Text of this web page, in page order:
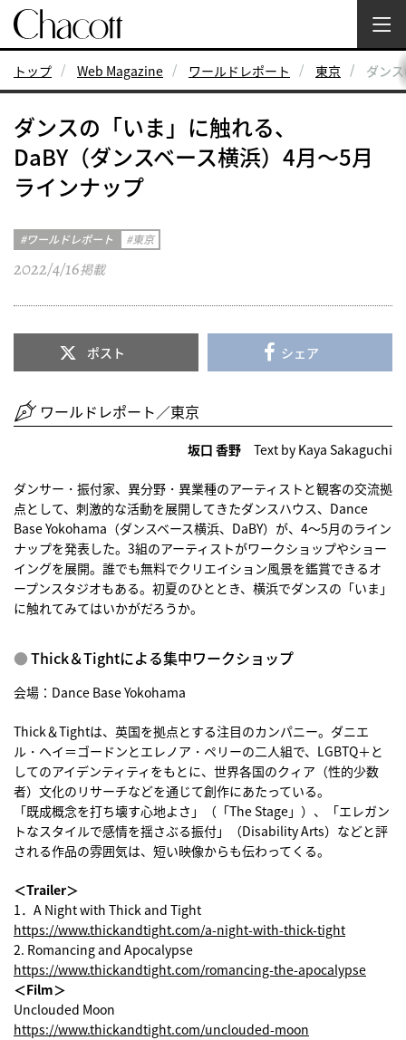
トップ Web Magazine ワールドレポート 東京 ダン
ダンスの「いま」に触れる、
DaBY（ダンスベース横浜）4月〜5月
ラインナップ
ワールドレポート 東京
2022/4/16掲載
ポスト シェア
ワールドレポート／東京
坂口 香野 Text by Kaya Sakaguchi
ダンサー・振付家、異分野・異業種のアーティストと観客の交流拠
点として、刺激的な活動を展開してきたダンスハウス、Dance
Base Yokohama（ダンスベース横浜、DaBY）が、4〜5月のライン
ナップを発表した。3組のアーティストがワークショップやショー
イングを展開。誰でも無料でクリエイション風景を鑑賞できるオ
ープンスタジオもある。初夏のひととき、横浜でダンスの「いま」
に触れてみてはいかがだろうか。
Thick＆Tightによる集中ワークショップ
会場：Dance Base Yokohama
Thick＆Tightは、英国を拠点とする注目のカンパニー。ダニエ
ル・ヘイ＝ゴードンとエレノア・ペリーの二人組で、LGBTQ＋と
してのアイデンティティをもとに、世界各国のクィア（性的少数
者）文化のリサーチなどを通じて創作にあたっている。
「既成概念を打ち壊す心地よさ」（「The Stage」）、「エレガン
トなスタイルで感情を揺さぶる振付」（Disability Arts）などと評
される作品の雰囲気は、短い映像からも伝わってくる。
＜Trailer＞
1．A Night with Thick and Tight
https://www.thickandtight.com/a-night-with-thick-tight
2. Romancing and Apocalypse
https://www.thickandtight.com/romancing-the-apocalypse
＜Film＞
Unclouded Moon
https://www.thickandtight.com/unclouded-moon